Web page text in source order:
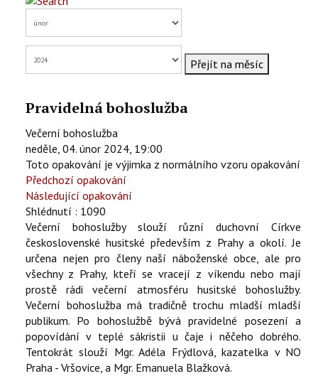
KONTAKTY
EN
Přejít na měsíc
Pravidelná bohoslužba
Večerní bohoslužba
neděle, 04. únor 2024, 19:00
Toto opakování je výjimka z normálního vzoru opakování
Předchozí opakování
Následující opakování
Shlédnutí : 1090
Večerní bohoslužby slouží různí duchovní Církve
československé husitské především z Prahy a okolí. Je
určena nejen pro členy naší náboženské obce, ale pro
všechny z Prahy, kteří se vracejí z víkendu nebo mají
prostě rádi večerní atmosféru husitské bohoslužby.
Večerní bohoslužba má tradičně trochu mladší mladší
publikum. Po bohoslužbě bývá pravidelné posezení a
popovídání v teplé sákristii u čaje i něčeho dobrého.
Tentokrát slouží Mgr. Adéla Frýdlová, kazatelka v NO
Praha - Vršovice, a Mgr. Emanuela Blažková.